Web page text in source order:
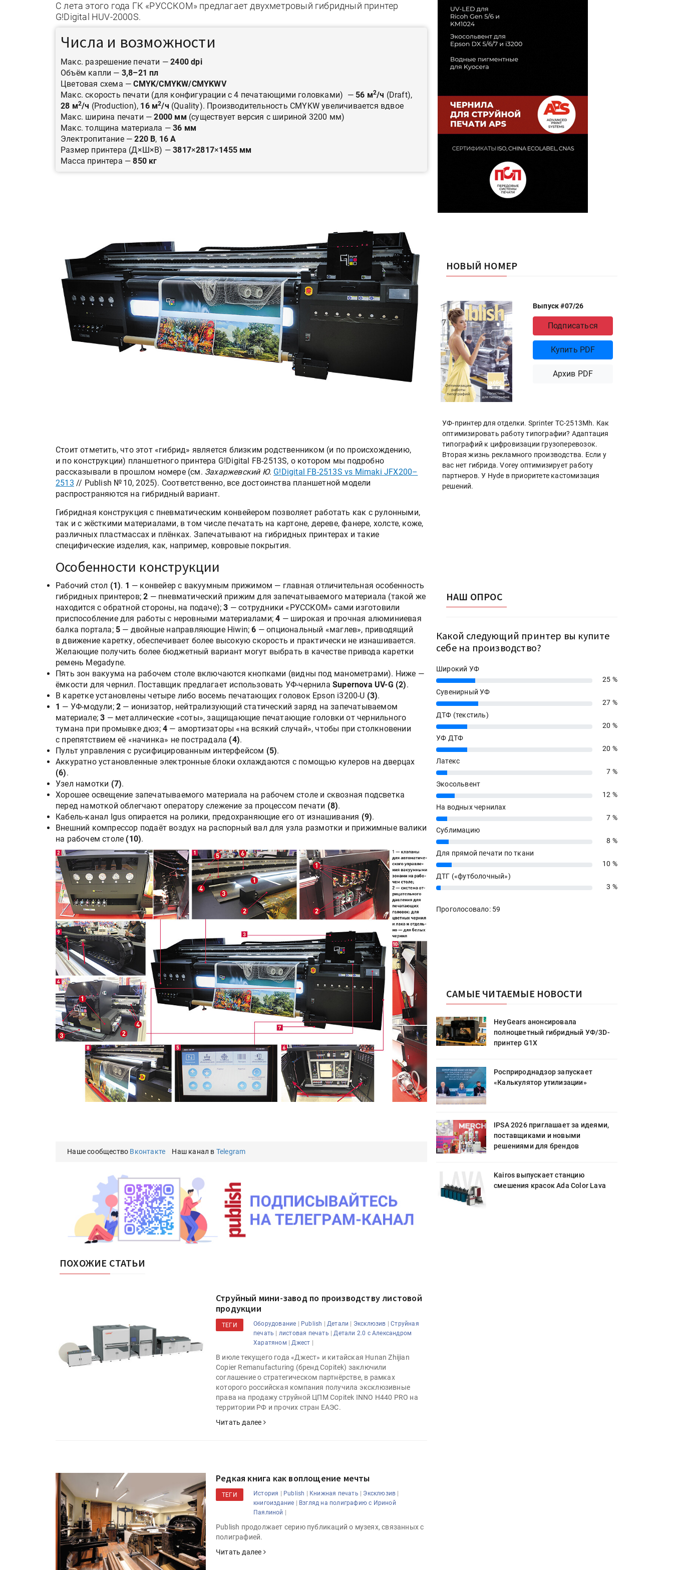
С лета этого года ГК «РУССКОМ» предлагает двухметровый гибридный принтер
G!Digital HUV-2000S.
Числа и возможности
Макс. разрешение печати — 2400 dpi
Объём капли — 3,8–21 пл
Цветовая схема —CMYK/CMYKW/CMYKWV
Макс. скорость печати (для конфигурации с 4 печатающими головками) — 56 м2/ч (Draft),
28 м2/ч (Production), 16 м2/ч (Quality). Производительность CMYKW увеличивается вдвое
Макс. ширина печати — 2000 мм (существует версия с шириной 3200 мм)
Макс. толщина материала — 36 мм
Электропитание — 220 В, 16 А
Размер принтера (Д×Ш×В) — 3817×2817×1455 мм
Масса принтера — 850 кг
Стоит отметить, что этот «гибрид» является близким родственником (и по происхождению,
и по конструкции) планшетного принтера G!Digital FB-2513S, о котором мы подробно
рассказывали в прошлом номере (см. Захаржевский Ю. G!Digital FB-2513S vs Mimaki JFX200–
2513 // Publish № 10, 2025). Соответственно, все достоинства планшетной модели
распространяются на гибридный вариант.
Гибридная конструкция с пневматическим конвейером позволяет работать как с рулонными,
так и с жёсткими материалами, в том числе печатать на картоне, дереве, фанере, холсте, коже,
различных пластмассах и плёнках. Запечатывают на гибридных принтерах и такие
специфические изделия, как, например, ковровые покрытия.
Особенности конструкции
Рабочий стол (1). 1 — конвейер с вакуумным прижимом — главная отличительная особенность
гибридных принтеров;2 — пневматический прижим для запечатываемого материала (такой же
находится с обратной стороны, на подаче);3 — сотрудники «РУССКОМ» сами изготовили
приспособление для работы с неровными материалами;4 — широкая и прочная алюминиевая
балка портала; 5 — двойные направляющие Hiwin;6 — опциональный «маглев», приводящий
в движение каретку, обеспечивает более высокую скорость и практически не изнашивается.
Желающие получить более бюджетный вариант могут выбрать в качестве привода каретки
ремень Megadyne.
Пять зон вакуума на рабочем столе включаются кнопками (видны под манометрами). Ниже —
ёмкости для чернил. Поставщик предлагает использовать УФ-чернилаSupernova UV-G (2).
В каретке установлены четыре либо восемь печатающих головок Epson i3200-U (3).
1 — УФ-модули;2 — ионизатор, нейтрализующий статический заряд на запечатываемом
материале;3 — металлические «соты», защищающие печатающие головки от чернильного
тумана при промывке дюз; 4 — амортизаторы «на всякий случай», чтобы при столкновении
с препятствием её «начинка» не пострадала (4).
Пульт управления с русифицированным интерфейсом (5).
Аккуратно установленные электронные блоки охлаждаются с помощью кулеров на дверцах
(6).
Узел намотки (7).
Хорошее освещение запечатываемого материала на рабочем столе и сквозная подсветка
перед намоткой облегчают оператору слежение за процессом печати (8).
Кабель-канал Igus опирается на ролики, предохраняющие его от изнашивания (9).
Внешний компрессор подаёт воздух на распорный вал для узла размотки и прижимные валики
на рабочем столе (10).
Наше сообщество Вконтакте Наш канал в Telegram
ПОХОЖИЕ СТАТЬИ
Струйный мини-завод по производству листовой
продукции
ТЕГИ Оборудование | Publish |Детали | Эксклюзив |Струйная
печать | листовая печать |Детали 2.0 с Александром
Харатяном |Джест |
В июле текущего года «Джест» и китайская Hunan Zhijian
Copier Remanufacturing (бренд Copitek) заключили
соглашение о стратегическом партнёрстве, в рамках
которого российская компания получила эксклюзивные
права на продажу струйной ЦПМ Copitek INNO H440 PRO на
территории РФ и прочих стран ЕАЭС.
Читать далее
Редкая книга как воплощение мечты
ТЕГИ История | Publish | Книжная печать | Эксклюзив |
книгоиздание | Взгляд на полиграфию с Ириной
Паялиной |
Publish продолжает серию публикаций о музеях, связанных с
полиграфией.
Читать далее
НОВЫЙ НОМЕР
Выпуск #07/26
Подписаться
Купить PDF
Архив PDF
УФ-принтер для отделки. Sprinter ТС-2513Mh. Как
оптимизировать работу типографии? Адаптация
типографий к цифровизации грузоперевозок.
Вторая жизнь рекламного производства. Если у
вас нет гибрида. Vorey оптимизирует работу
партнеров. У Hyde в приоритете кастомизация
решений.
НАШ ОПРОС
Какой следующий принтер вы купите
себе на производство?
Широкий УФ
25%
25 %
Сувенирный УФ
27%
27 %
ДТФ (текстиль)
20%
20 %
УФ ДТФ
20%
20 %
Латекс
7%
7 %
Экосольвент
12%
12 %
На водных чернилах
7%
7 %
Сублимацию
8%
8 %
Для прямой печати по ткани
10%
10 %
ДТГ («футболочный»)
3% 3 %
Проголосовало: 59
САМЫЕ ЧИТАЕМЫЕ НОВОСТИ
HeyGears анонсировала
полноцветный гибридный УФ/3D-
принтер G1X
Росприроднадзор запускает
«Калькулятор утилизации»
смешения красок Ada Color Lava
HeyGears анонсировала
полноцветный гибридный УФ/3D-
принтер G1X
Росприроднадзор запускает
«Калькулятор утилизации»
HeyGears анонсировала
полноцветный гибридный УФ/3D-
принтер G1X
Росприроднадзор запускает
«Калькулятор утилизации»
IPSA 2026 приглашает за идеями,
поставщиками и новыми
решениями для брендов
Kairos выпускает станцию
смешения красок Ada Color Lava